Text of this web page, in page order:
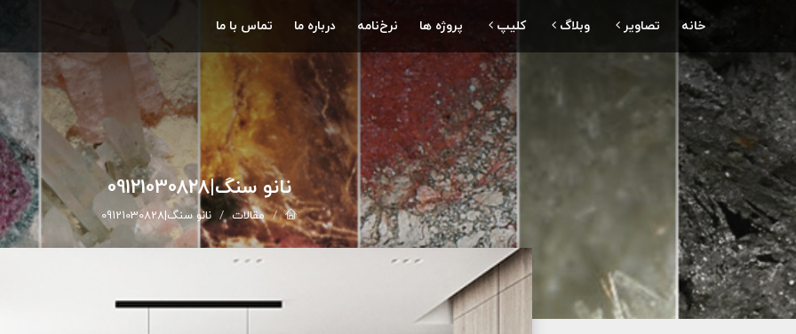
خانه تصاویر وبلاگ کلیپ پروژه ها نرخ‌نامه درباره ما تماس با ما
نانو سنگ|09121030828
مقالات نانو سنگ|09121030828